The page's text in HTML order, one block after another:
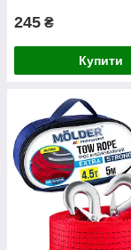
245 ₴
Купити